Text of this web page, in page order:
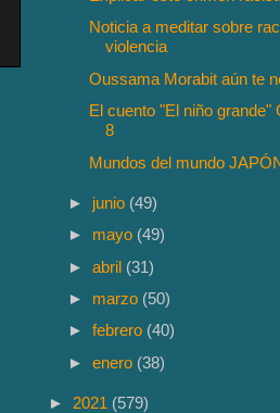
Noticia a meditar sobre
violencia
Oussama Morabit aún te
El cuento "El niño grande"
8
Mundos del mundo
► junio (49)
► mayo (49)
►abril (31)
► marzo (50)
►febrero (40)
►enero (38)
► 2021 (579)